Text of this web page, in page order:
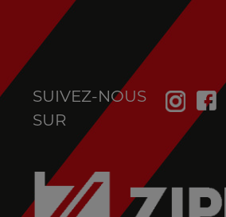
SUIVEZ-NOUS
SUR